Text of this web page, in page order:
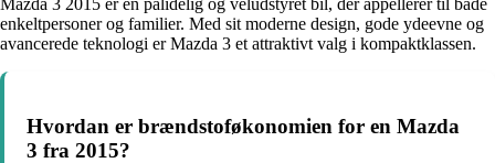
Mazda 3 2015 er en pålidelig og veludstyret bil, der appellerer til både
enkeltpersoner og familier. Med sit moderne design, gode ydeevne og
avancerede teknologi er Mazda 3 et attraktivt valg i kompaktklassen.
Hvordan er brændstoføkonomien for en Mazda
3 fra 2015?